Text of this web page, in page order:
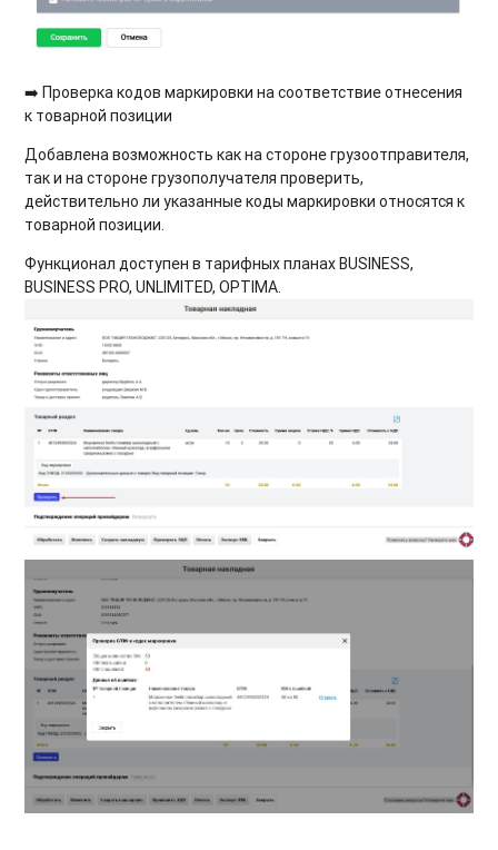
➡️ Проверка кодов маркировки на соответствие отнесения
к товарной позиции
Добавлена возможность как на стороне грузоотправителя,
так и на стороне грузополучателя проверить,
действительно ли указанные коды маркировки относятся к
товарной позиции.
Функционал доступен в тарифных планах BUSINESS,
BUSINESS PRO, UNLIMITED, OPTIMA.